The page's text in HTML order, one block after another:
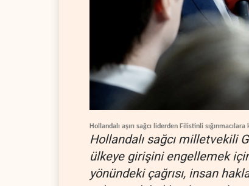
Hollandalı aşırı sağcı liderden Filistinli
Hollandalı sağcı milletvekili
ülkeye girişini engellemek
yönündeki çağrısı, insan